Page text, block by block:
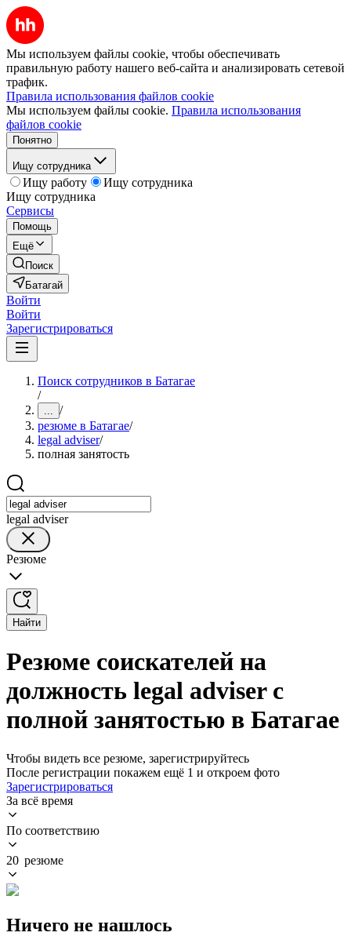
Мы используем файлы cookie, чтобы обеспечивать
правильную работу нашего веб-сайта и анализировать сетевой
трафик.
Правила использования файлов cookie
Мы используем файлы cookie. Правила использования
файлов cookie
Понятно
Ищу сотрудника
Ищу работу
Ищу сотрудника
Ищу сотрудника
Сервисы
Помощь
Ещё
Поиск
Батагай
Войти
Войти
Зарегистрироваться
Поиск сотрудников в Батагае
/
... /
резюме в Батагае/
legal adviser/
полная занятость
legal adviser
Резюме
Найти
Резюме соискателей на
должность legal adviser с
полной занятостью в Батагае
Чтобы видеть все резюме, зарегистрируйтесь
После регистрации покажем ещё 1 и откроем фото
Зарегистрироваться
За всё время
По соответствию
20 резюме
Ничего не нашлось